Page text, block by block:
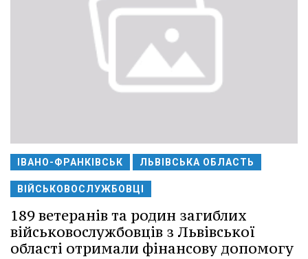
ІВАНО-ФРАНКІВСЬК ЛЬВІВСЬКА ОБЛАСТЬ
ВІЙСЬКОВОСЛУЖБОВЦІ
189 ветеранів та родин загиблих
військовослужбовців з Львівської
області отримали фінансову допомогу